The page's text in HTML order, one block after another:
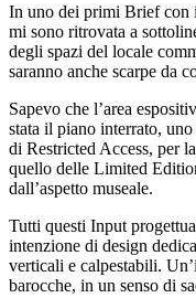
In uno dei primi Brief con
mi sono ritrovata a
degli spazi del locale
saranno anche scarpe da
Sapevo che l’area
stata il piano interrato,
di Restricted Access, per
quello delle Limited
dall’aspetto museale.
Tutti questi Input
intenzione di design
verticali e calpestabili.
barocche, in un senso di